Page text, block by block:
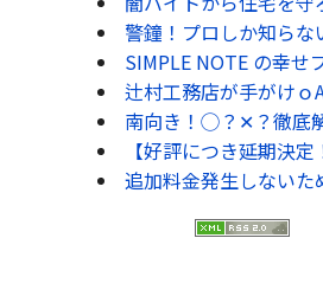
警鐘！プロしか知らない、防
SIMPLE NOTE の幸せ
辻村工務店が手がけｏAお客
南向き！◯？✕？徹底
【好評につき延期決定！】10硯11月も毎週土曜日にセミナ
追加料金発生しないために把握す